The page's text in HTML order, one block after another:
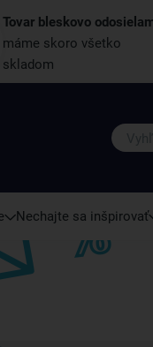
Tovar bleskovo
máme skoro všetko
skladom
Nechajte sa inšpirovať